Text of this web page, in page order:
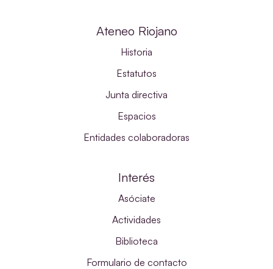
Ateneo Riojano
Historia
Estatutos
Junta directiva
Espacios
Entidades colaboradoras
Interés
Asóciate
Actividades
Biblioteca
Formulario de contacto